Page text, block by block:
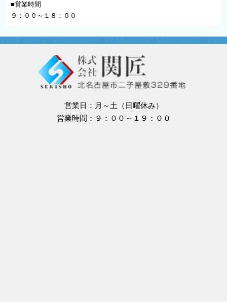
■営業時間
９：００～１８：００
営業日：月～土（日曜休み）
営業時間：９：００～１９：００